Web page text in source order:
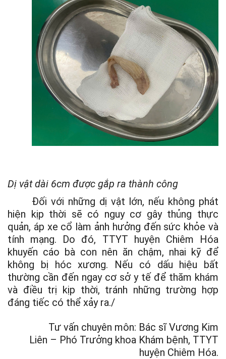
Dị vật dài 6cm được gắp ra thành công
Đối với những dị vật lớn, nếu không phát
hiện kịp thời sẽ có nguy cơ gây thủng thực
quản, áp xe cổ làm ảnh hưởng đến sức khỏe và
tính mạng. Do đó, TTYT huyện Chiêm Hóa
khuyến cáo bà con nên ăn chậm, nhai kỹ để
không bị hóc xương. Nếu có dấu hiệu bất
thường cần đến ngay cơ sở y tế để thăm khám
và điều trị kịp thời, tránh những trường hợp
đáng tiếc có thể xảy ra./
Tư vấn chuyên môn: Bác sĩ Vương Kim
Liên – Phó Trưởng khoa Khám bệnh, TTYT
huyện Chiêm Hóa.